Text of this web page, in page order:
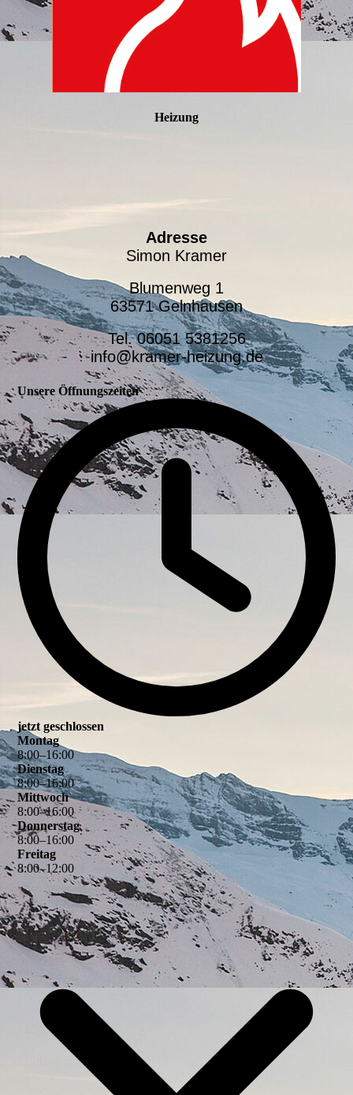
Heizung
Adresse
Simon Kramer
Blumenweg 1
63571 Gelnhausen
Tel. 06051 5381256
info@kramer-heizung.de
Unsere Öffnungszeiten
jetzt geschlossen
Montag
8:00–16:00
Dienstag
8:00–16:00
Mittwoch
8:00–16:00
Donnerstag
8:00–16:00
Freitag
8:00–12:00